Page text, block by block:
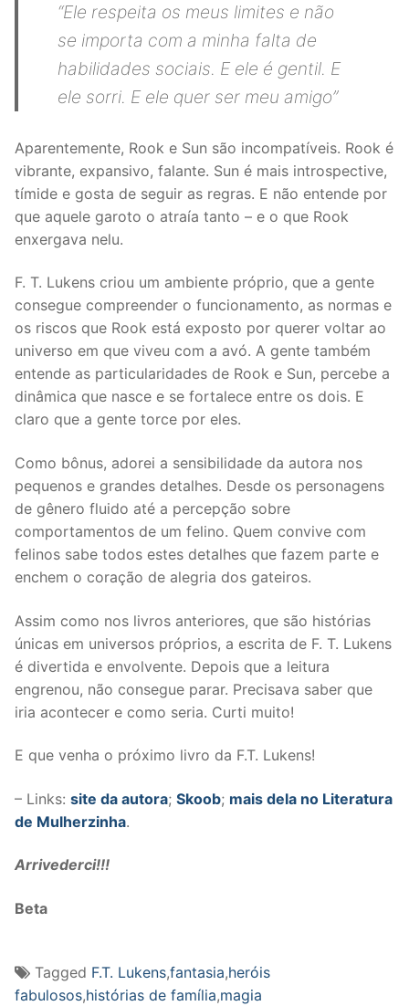
“Ele respeita os meus limites e não
se importa com a minha falta de
habilidades sociais. E ele é gentil. E
ele sorri. E ele quer ser meu amigo”
Aparentemente, Rook e Sun são incompatíveis. Rook é
vibrante, expansivo, falante. Sun é mais introspective,
tímide e gosta de seguir as regras. E não entende por
que aquele garoto o atraía tanto – e o que Rook
enxergava nelu.
F. T. Lukens criou um ambiente próprio, que a gente
consegue compreender o funcionamento, as normas e
os riscos que Rook está exposto por querer voltar ao
universo em que viveu com a avó. A gente também
entende as particularidades de Rook e Sun, percebe a
dinâmica que nasce e se fortalece entre os dois. E
claro que a gente torce por eles.
Como bônus, adorei a sensibilidade da autora nos
pequenos e grandes detalhes. Desde os personagens
de gênero fluido até a percepção sobre
comportamentos de um felino. Quem convive com
felinos sabe todos estes detalhes que fazem parte e
enchem o coração de alegria dos gateiros.
Assim como nos livros anteriores, que são histórias
únicas em universos próprios, a escrita de F. T. Lukens
é divertida e envolvente. Depois que a leitura
engrenou, não consegue parar. Precisava saber que
iria acontecer e como seria. Curti muito!
E que venha o próximo livro da F.T. Lukens!
– Links: site da autora; Skoob; mais dela no Literatura
de Mulherzinha.
Arrivederci!!!
Beta
Tagged F.T. Lukens,fantasia,heróis
fabulosos,histórias de família,magia